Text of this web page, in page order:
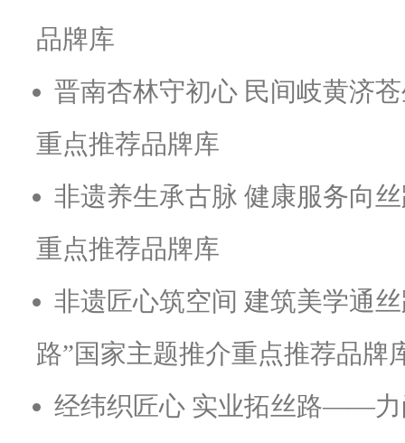
品牌库
晋南杏林守初心 民间岐黄济
重点推荐品牌库
非遗养生承古脉 健康服务向
重点推荐品牌库
非遗匠心筑空间 建筑美学通
路”国家主题推介重点推荐品牌
经纬织匠心 实业拓丝路——力